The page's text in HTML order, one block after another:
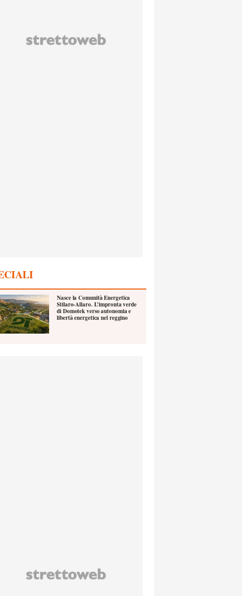
Nasce la Comunità Energetica
Stilaro-Allaro. L’impronta verde
di Domotek verso autonomia e
libertà energetica nel reggino